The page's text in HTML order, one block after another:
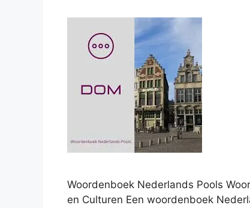
Woordenboek Nederlands Pools
en Culturen Een woordenboek